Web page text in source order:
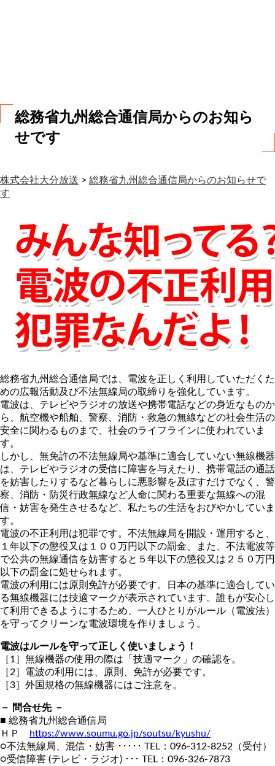
総務省九州総合通信局からのお知ら
せです
株式会社大分放送 > 総務省九州総合通信局からのお知らせで
す
総務省九州総合通信局では、電波を正しく利用していただくた
めの広報活動及び不法無線局の取締りを強化しています。
電波は、テレビやラジオの放送や携帯電話などの身近なものか
ら、航空機や船舶、警察、消防・救急の無線などの社会生活の
安全に関わるものまで、社会のライフラインに使われていま
す。
しかし、無免許の不法無線局や基準に適合していない無線機器
は、テレビやラジオの受信に障害を与えたり、携帯電話の通話
を妨害したりするなど暮らしに悪影響を及ぼすだけでなく、警
察、消防・防災行政無線など人命に関わる重要な無線への混
信・妨害を発生させるなど、私たちの生活をおびやかしていま
す。
電波の不正利用は犯罪です。不法無線局を開設・運用すると、
１年以下の懲役又は１００万円以下の罰金、また、不法電波等
で公共の無線通信を妨害すると５年以下の懲役又は２５０万円
以下の罰金に処せられます。
電波の利用には原則免許が必要です。日本の基準に適合してい
る無線機器には技適マークが表示されています。誰もが安心し
て利用できるようにするため、一人ひとりがルール（電波法）
を守ってクリーンな電波環境を作りましょう。
電波はルールを守って正しく使いましょう！
［1］無線機器の使用の際は「技適マーク」の確認を。
［2］電波の利用には、原則、免許が必要です。
［3］外国規格の無線機器にはご注意を。
－ 問合せ先 －
■ 総務省九州総合通信局
ＨＰ
https://www.soumu.go.jp/soutsu/kyushu/
○不法無線局、混信・妨害 ･････ TEL：096-312-8252（受付）
○受信障害 (テレビ・ラジオ) ･･･ TEL：096-326-7873